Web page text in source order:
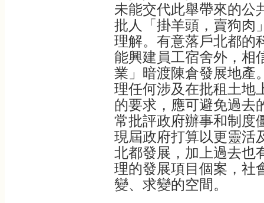
未能交代此舉帶來的公
批人「掛羊頭，賣狗肉
理解。有意落戶北都的
能興建員工宿舍外，相
業」暗渡陳倉發展地產
理任何涉及在批租土地
的要求，應可避免過去
常批評政府辦事和制度
現屆政府打算以更靈活
北都發展，加上過去也
理的發展項目個案，社
變、求變的空間。